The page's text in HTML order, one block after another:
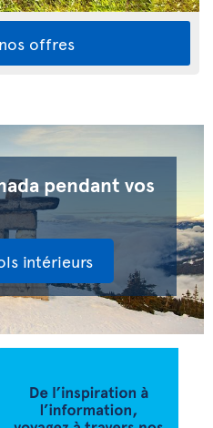
offres
pendant vos
intérieurs